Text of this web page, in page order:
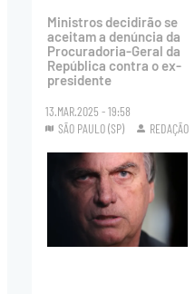
Ministros decidirão se
aceitam a denúncia da
Procuradoria-Geral da
República contra o ex-
presidente
13.MAR.2025 - 19:58
SÃO PAULO (SP)
REDAÇÃO